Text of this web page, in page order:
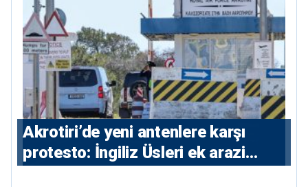
⁠Akrotiri’de yeni antenlere karşı
protesto: İngiliz Üsleri ek arazi